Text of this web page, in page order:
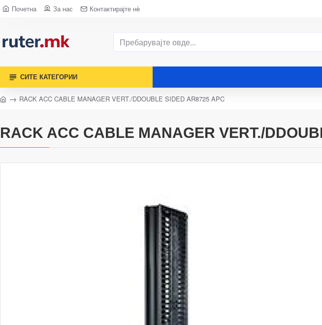
Почетна За нас Контактирајте нè
СИТЕ КАТЕГОРИИ
RACK ACC CABLE MANAGER VERT./DDOUBLE SIDED AR8725 APC
RACK ACC CABLE MANAGER VERT./